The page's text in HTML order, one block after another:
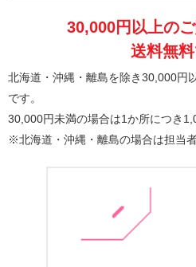
30,000円以上のご
送料無
北海道・沖縄・離島を除き30,000円
です。
30,000円未満の場合は1か所につき
※北海道・沖縄・離島の場合は担当